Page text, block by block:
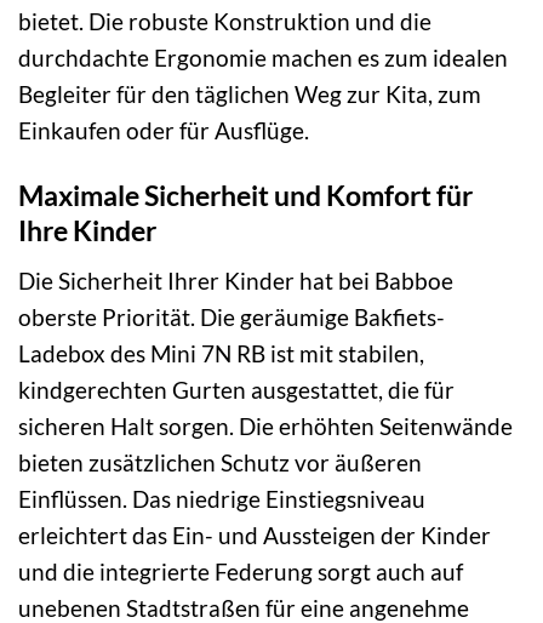
bietet. Die robuste Konstruktion und die
durchdachte Ergonomie machen es zum idealen
Begleiter für den täglichen Weg zur Kita, zum
Einkaufen oder für Ausflüge.
Maximale Sicherheit und Komfort für
Ihre Kinder
Die Sicherheit Ihrer Kinder hat bei Babboe
oberste Priorität. Die geräumige Bakfiets-
Ladebox des Mini 7N RB ist mit stabilen,
kindgerechten Gurten ausgestattet, die für
sicheren Halt sorgen. Die erhöhten Seitenwände
bieten zusätzlichen Schutz vor äußeren
Einflüssen. Das niedrige Einstiegsniveau
erleichtert das Ein- und Aussteigen der Kinder
und die integrierte Federung sorgt auch auf
unebenen Stadtstraßen für eine angenehme